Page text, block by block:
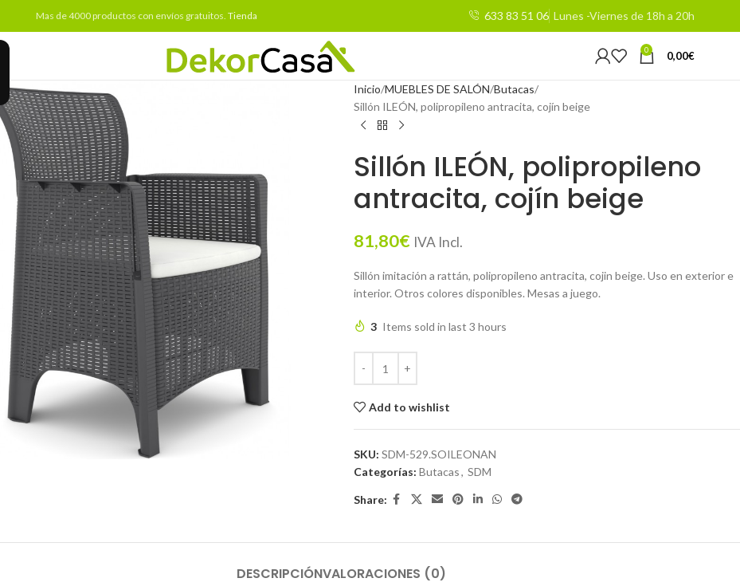
Mas de 4000 productos con envíos gratuitos. Tienda 633 83 51 06 Lunes -Viernes de 18h a 20h
0 0,00€
Click to enlarge
Inicio MUEBLES DE SALÓN Butacas
Sillón ILEÓN, polipropileno antracita, cojín beige
Sillón ILEÓN, polipropileno
antracita, cojín beige
81,80€ IVA Incl.
Sillón imitación a rattán, polipropileno antracita, cojin beige. Uso en exterior e
interior. Otros colores disponibles. Mesas a juego.
3 Items sold in last 3 hours
Add to wishlist
SKU: SDM-529.SOILEONAN
Categorías: Butacas, SDM
Share:
DESCRIPCIÓNVALORACIONES (0)